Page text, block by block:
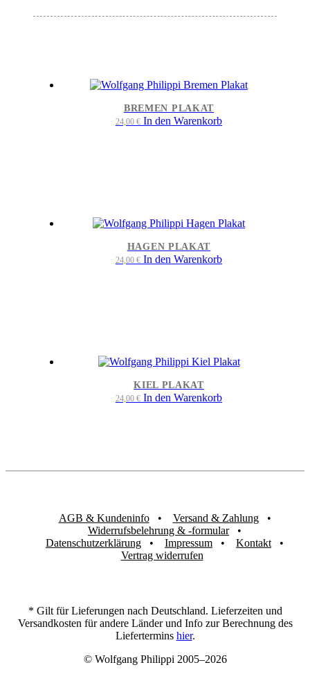
BREMEN PLAKAT
24,00 € In den Warenkorb
HAGEN PLAKAT
24,00 € In den Warenkorb
KIEL PLAKAT
24,00 € In den Warenkorb
AGB & Kundeninfo
Versand & Zahlung
Widerrufsbelehrung & -formular
Datenschutzerklärung
Impressum
Kontakt
Vertrag widerrufen
* Gilt für Lieferungen nach Deutschland. Lieferzeiten und
Versandkosten für andere Länder und Info zur Berechnung des
Liefertermins hier.
© Wolfgang Philippi 2005–2026